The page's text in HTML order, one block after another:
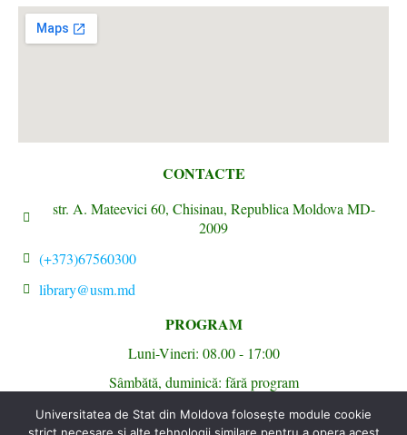
CONTACTE
str. A. Mateevici 60, Chisinau, Republica Moldova MD-
2009
(+373)67560300
library@usm.md
PROGRAM
Luni-Vineri: 08.00 - 17:00
Sâmbătă, duminică: fără program
© 2026 Universitatea de Stat din Moldova. All rights reserved.
Universitatea de Stat din Moldova folosește module cookie